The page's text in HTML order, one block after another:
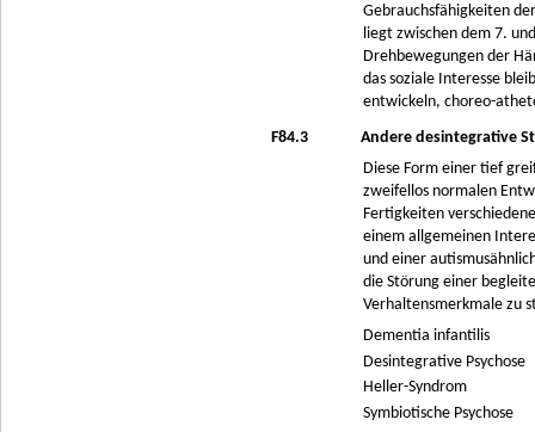
Gebrauchsfähigkeiten
liegt zwischen dem 7.
Drehbewegungen der
das soziale Interesse
entwickeln, choreo-
F84.3
Andere desintegrative
Diese Form einer tief
zweifellos normalen
Fertigkeiten
einem allgemeinen
und einer
die Störung einer
Verhaltensmerkmale zu
Dementia infantilis
Desintegrative Psychose
Heller-Syndrom
Symbiotische Psychose